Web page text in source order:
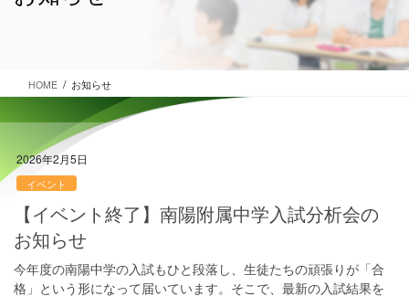
HOME お知らせ
2026年2月5日
イベント
【イベント終了】南陽附属中学入試分析会の
お知らせ
今年度の南陽中学の入試もひと段落し、生徒たちの頑張りが「合
格」という形になって届いています。そこで、最新の入試結果を